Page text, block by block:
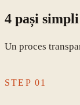
4 pași
Un proces
STEP01